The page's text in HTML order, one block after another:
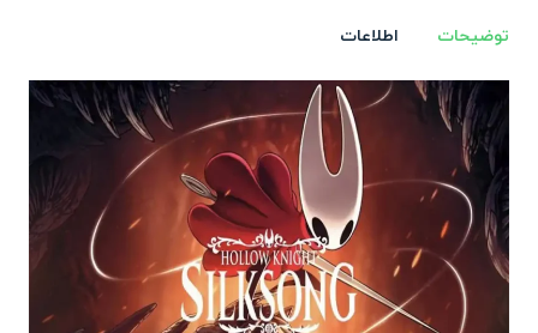
توضیحات اطلاعات